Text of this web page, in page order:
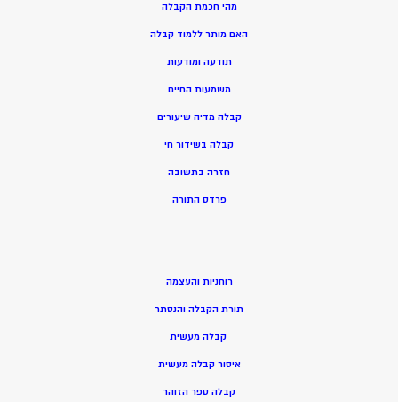
מהי חכמת הקבלה
האם מותר ללמוד קבלה
תודעה ומודעות
משמעות החיים
קבלה מדיה שיעורים
קבלה בשידור חי
חזרה בתשובה
פרדס התורה
רוחניות והעצמה
תורת הקבלה והנסתר
קבלה מעשית
איסור קבלה מעשית
קבלה ספר הזוהר